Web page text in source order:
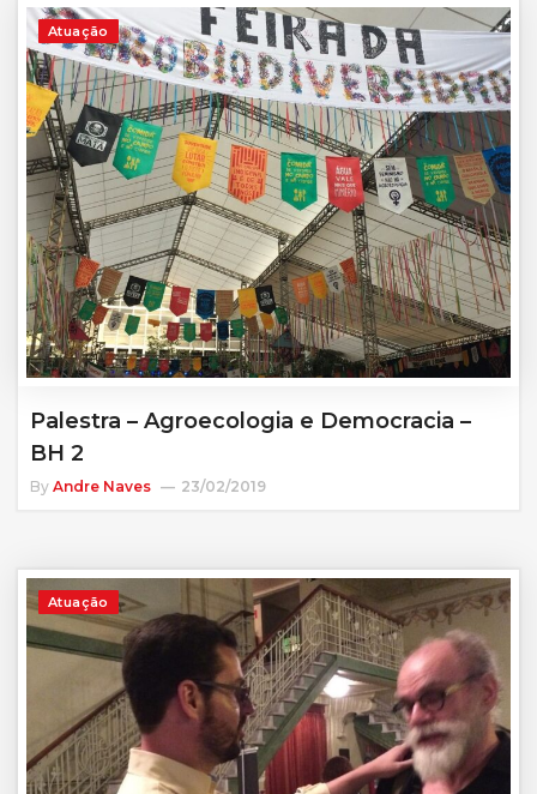
Atuação
Palestra – Agroecologia e Democracia –
BH 2
By Andre Naves 23/02/2019
Atuação